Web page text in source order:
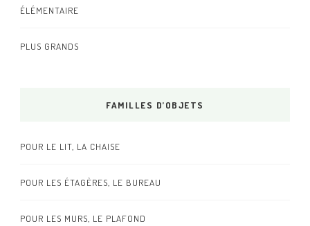
ÉLÉMENTAIRE
PLUS GRANDS
FAMILLES D’OBJETS
POUR LE LIT, LA CHAISE
POUR LES ÉTAGÈRES, LE BUREAU
POUR LES MURS, LE PLAFOND